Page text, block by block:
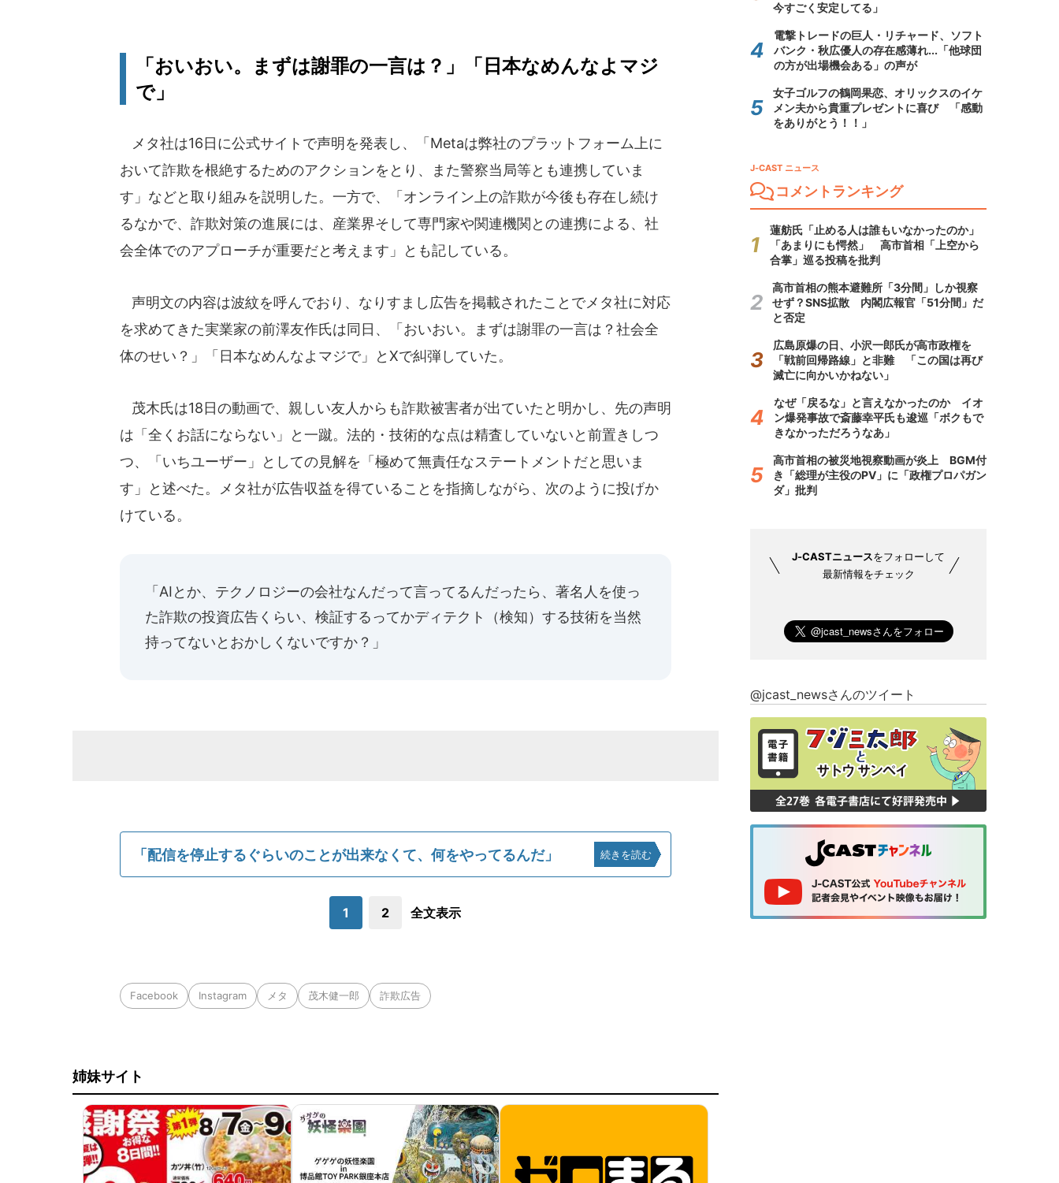
「おいおい。まずは謝罪の一言は？」「日本なめんなよマジ
で」
メタ社は16日に公式サイトで声明を発表し、「Metaは弊社のプラットフォーム上に
おいて詐欺を根絶するためのアクションをとり、また警察当局等とも連携していま
す」などと取り組みを説明した。一方で、「オンライン上の詐欺が今後も存在し続け
るなかで、詐欺対策の進展には、産業界そして専門家や関連機関との連携による、社
会全体でのアプローチが重要だと考えます」とも記している。
声明文の内容は波紋を呼んでおり、なりすまし広告を掲載されたことでメタ社に対応
を求めてきた実業家の前澤友作氏は同日、「おいおい。まずは謝罪の一言は？社会全
体のせい？」「日本なめんなよマジで」とXで糾弾していた。
茂木氏は18日の動画で、親しい友人からも詐欺被害者が出ていたと明かし、先の声明
は「全くお話にならない」と一蹴。法的・技術的な点は精査していないと前置きしつ
つ、「いちユーザー」としての見解を「極めて無責任なステートメントだと思いま
す」と述べた。メタ社が広告収益を得ていることを指摘しながら、次のように投げか
けている。
「AIとか、テクノロジーの会社なんだって言ってるんだったら、著名人を使っ
た詐欺の投資広告くらい、検証するってかディテクト（検知）する技術を当然
持ってないとおかしくないですか？」
「配信を停止するぐらいのことが出来なくて、何をやってるんだ」 続きを読む
1 2 全文表示
Facebook Instagram メタ 茂木健一郎 詐欺広告
姉妹サイト
今すごく安定してる」
電撃トレードの巨人・リチャード、ソフト
バンク・秋広優人の存在感薄れ...「他球団
の方が出場機会ある」の声が
女子ゴルフの鶴岡果恋、オリックスのイケ
メン夫から貴重プレゼントに喜び 「感動
をありがとう！！」
J-CAST ニュース
コメントランキング
蓮舫氏「止める人は誰もいなかったのか」
「あまりにも愕然」 高市首相「上空から
合掌」巡る投稿を批判
高市首相の熊本避難所「3分間」しか視察
せず？SNS拡散 内閣広報官「51分間」だ
と否定
広島原爆の日、小沢一郎氏が高市政権を
「戦前回帰路線」と非難 「この国は再び
滅亡に向かいかねない」
なぜ「戻るな」と言えなかったのか イオ
ン爆発事故で斎藤幸平氏も逡巡「ボクもで
きなかっただろうなあ」
高市首相の被災地視察動画が炎上 BGM付
き「総理が主役のPV」に「政権プロパガン
ダ」批判
J-CASTニュースをフォローして
最新情報をチェック
@jcast_newsさんのツイート